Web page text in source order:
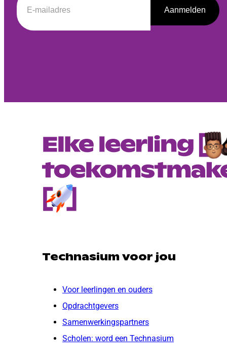
Aanmelden
Technasium voor jou
Voor leerlingen en ouders
Opdrachtgevers
Samenwerkingspartners
Scholen: word een Technasium